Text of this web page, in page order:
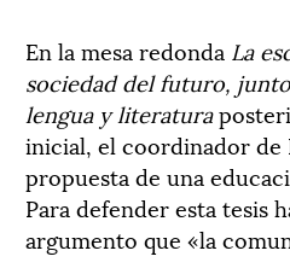
En la mesa redonda La
sociedad del futuro,
lengua y literatura
inicial, el coordinador de
propuesta de una
Para defender esta tesis
argumento que «la